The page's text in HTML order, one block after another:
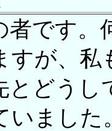
者です。
すが、私
とどうし
いまし